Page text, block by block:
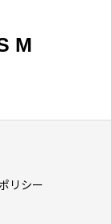
M
リシー